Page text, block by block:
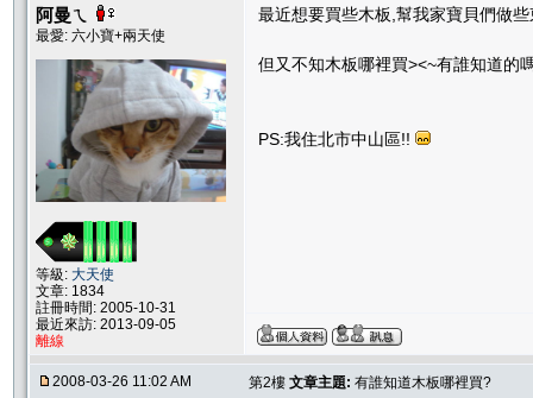
阿曼ㄟ
最愛: 六小寶+兩天使
等級: 大天使
文章: 1834
註冊時間: 2005-10-31
最近來訪: 2013-09-05
離線
最近想要買些木板,幫我家寶貝們做
但又不知木板哪裡買><~有誰知道的
PS:我住北市中山區!!
2008-03-26 11:02 AM 第2樓 文章主題: 有誰知道木板哪裡買?